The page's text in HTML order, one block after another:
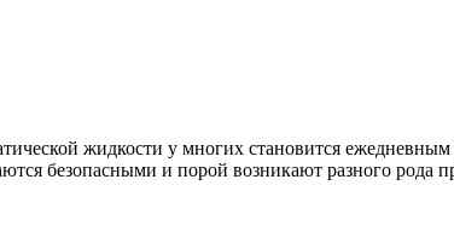
жидкости у многих становится
безопасными и порой возникают разного рода